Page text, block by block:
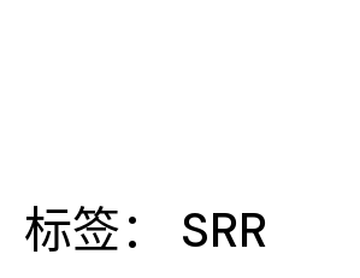
标签： SRR